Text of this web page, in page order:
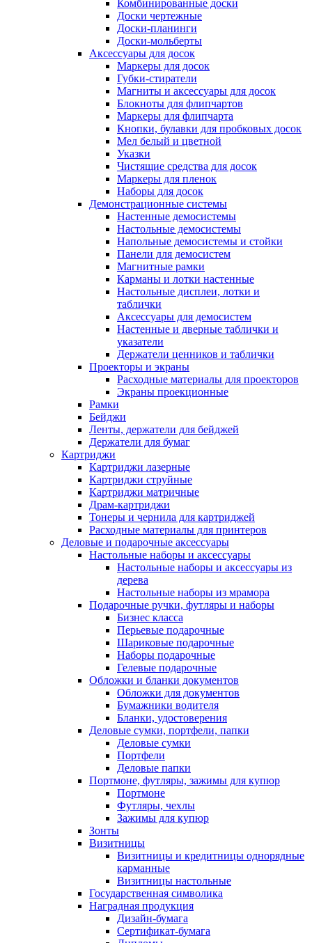
Комбинированные доски
Доски чертежные
Доски-планинги
Доски-мольберты
Аксессуары для досок
Маркеры для досок
Губки-стиратели
Магниты и аксессуары для досок
Блокноты для флипчартов
Маркеры для флипчарта
Кнопки, булавки для пробковых досок
Мел белый и цветной
Указки
Чистящие средства для досок
Маркеры для пленок
Наборы для досок
Демонстрационные системы
Настенные демосистемы
Настольные демосистемы
Напольные демосистемы и стойки
Панели для демосистем
Магнитные рамки
Карманы и лотки настенные
Настольные дисплеи, лотки и
таблички
Аксессуары для демосистем
Настенные и дверные таблички и
указатели
Держатели ценников и таблички
Проекторы и экраны
Расходные материалы для проекторов
Экраны проекционные
Рамки
Бейджи
Ленты, держатели для бейджей
Держатели для бумаг
Картриджи
Картриджи лазерные
Картриджи струйные
Картриджи матричные
Драм-картриджи
Тонеры и чернила для картриджей
Расходные материалы для принтеров
Деловые и подарочные аксессуары
Настольные наборы и аксессуары
Настольные наборы и аксессуары из
дерева
Настольные наборы из мрамора
Подарочные ручки, футляры и наборы
Бизнес класса
Перьевые подарочные
Шариковые подарочные
Наборы подарочные
Гелевые подарочные
Обложки и бланки документов
Обложки для документов
Бумажники водителя
Бланки, удостоверения
Деловые сумки, портфели, папки
Деловые сумки
Портфели
Деловые папки
Портмоне, футляры, зажимы для купюр
Портмоне
Футляры, чехлы
Зажимы для купюр
Зонты
Визитницы
Визитницы и кредитницы однорядные
карманные
Визитницы настольные
Государственная символика
Наградная продукция
Дизайн-бумага
Сертификат-бумага